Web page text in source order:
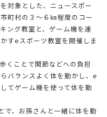
対象とした、ニュースポー
町村の３～６㎞程度のコー
ング教室と、ゲーム機を運
すeスポーツ教室を開催しま
くことで関節などへの負担
バランスよく体を動かし、e
てゲーム機を使って体を動
で、お孫さんと一緒に体を動